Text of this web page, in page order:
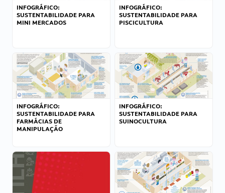
INFOGRÁFICO:
SUSTENTABILIDADE PARA
MINI MERCADOS
INFOGRÁFICO:
SUSTENTABILIDADE PARA
PISCICULTURA
INFOGRÁFICO:
SUSTENTABILIDADE PARA
FARMÁCIAS DE
MANIPULAÇÃO
INFOGRÁFICO:
SUSTENTABILIDADE PARA
SUINOCULTURA